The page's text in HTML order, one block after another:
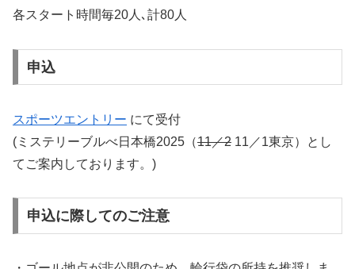
各スタート時間毎20人､計80人
申込
スポーツエントリー にて受付
(ミステリーブルべ日本橋2025（11／2 11／1東京）とし
てご案内しております。)
申込に際してのご注意